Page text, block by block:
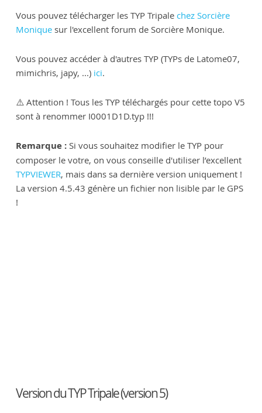
Vous pouvez télécharger les TYP Tripale chez Sorcière
Moniquesur l'excellent forum de Sorcière Monique.
Vous pouvez accéder à d'autres TYP (TYPs de Latome07,
mimichris, japy, ...) ici.
⚠️ Attention ! Tous les TYP téléchargés pour cette topo V5
sont à renommer I0001D1D.typ !!!
Remarque :Si vous souhaitez modifier le TYP pour
composer le votre, on vous conseille d'utiliser l’excellent
TYPVIEWER, mais dans sa dernière version uniquement !
La version 4.5.43 génère un fichier non lisible par le GPS
!
Version du TYP Tripale (version 5)